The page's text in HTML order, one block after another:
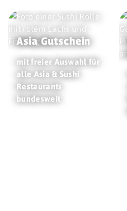
Asia Gutschein
mit freier Auswahl für
alle Asia & Sushi
Restaurants
bundesweit